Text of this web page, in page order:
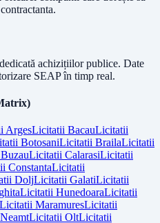
achizițiilor publice. Date
SEAP în timp real.
ArgesLicitatii BacauLicitatii
BotosaniLicitatii BrailaLicitatii
BuzauLicitatii CalarasiLicitatii
ConstantaLicitatii
DoljLicitatii GalatiLicitatii
Licitatii HunedoaraLicitatii
Licitatii MaramuresLicitatii
NeamtLicitatii OltLicitatii